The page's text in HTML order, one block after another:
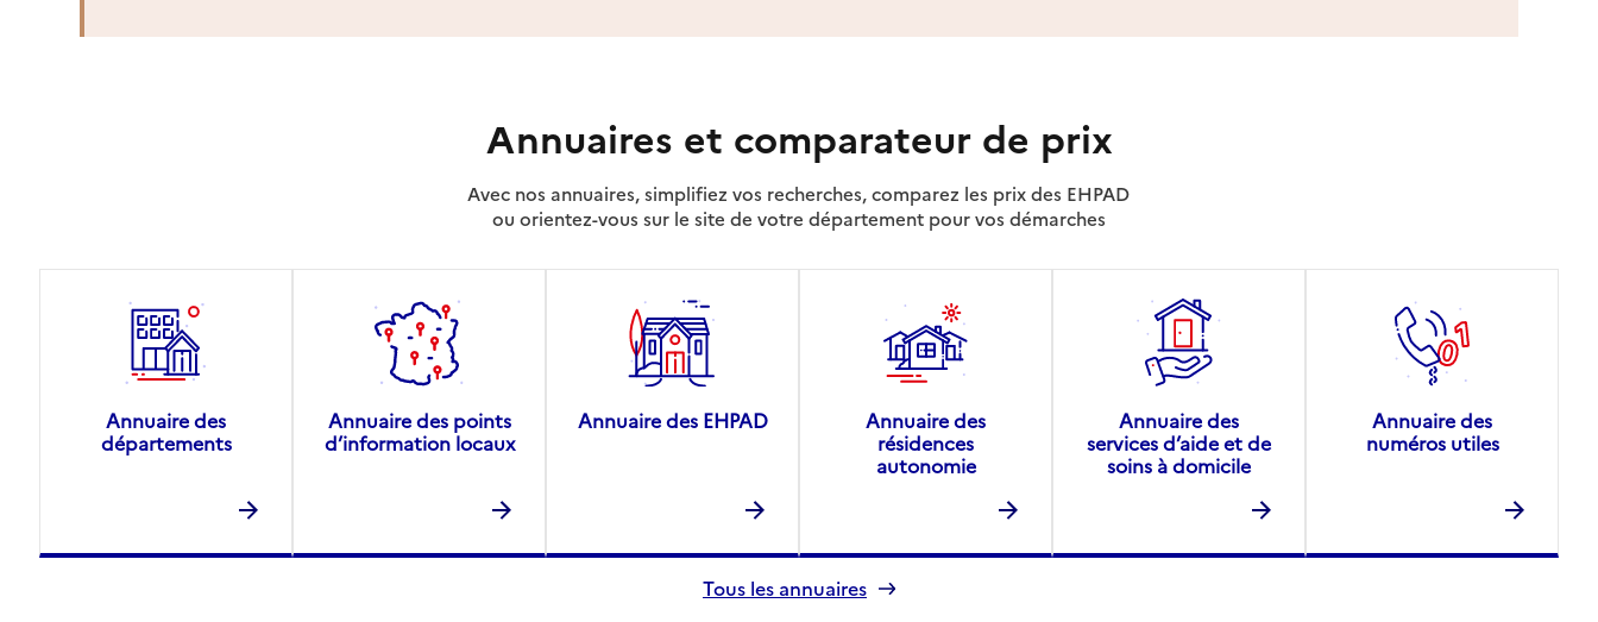
Annuaires et comparateur de prix
Avec nos annuaires, simplifiez vos recherches, comparez les prix des EHPAD
ou orientez-vous sur le site de votre département pour vos démarches
Annuaire des
départements
Annuaire des points
d’information locaux
Annuaire des EHPAD
Annuaire des
résidences
autonomie
Annuaire des
services d’aide et de
soins à domicile
Annuaire des
numéros utiles
Tous les annuaires